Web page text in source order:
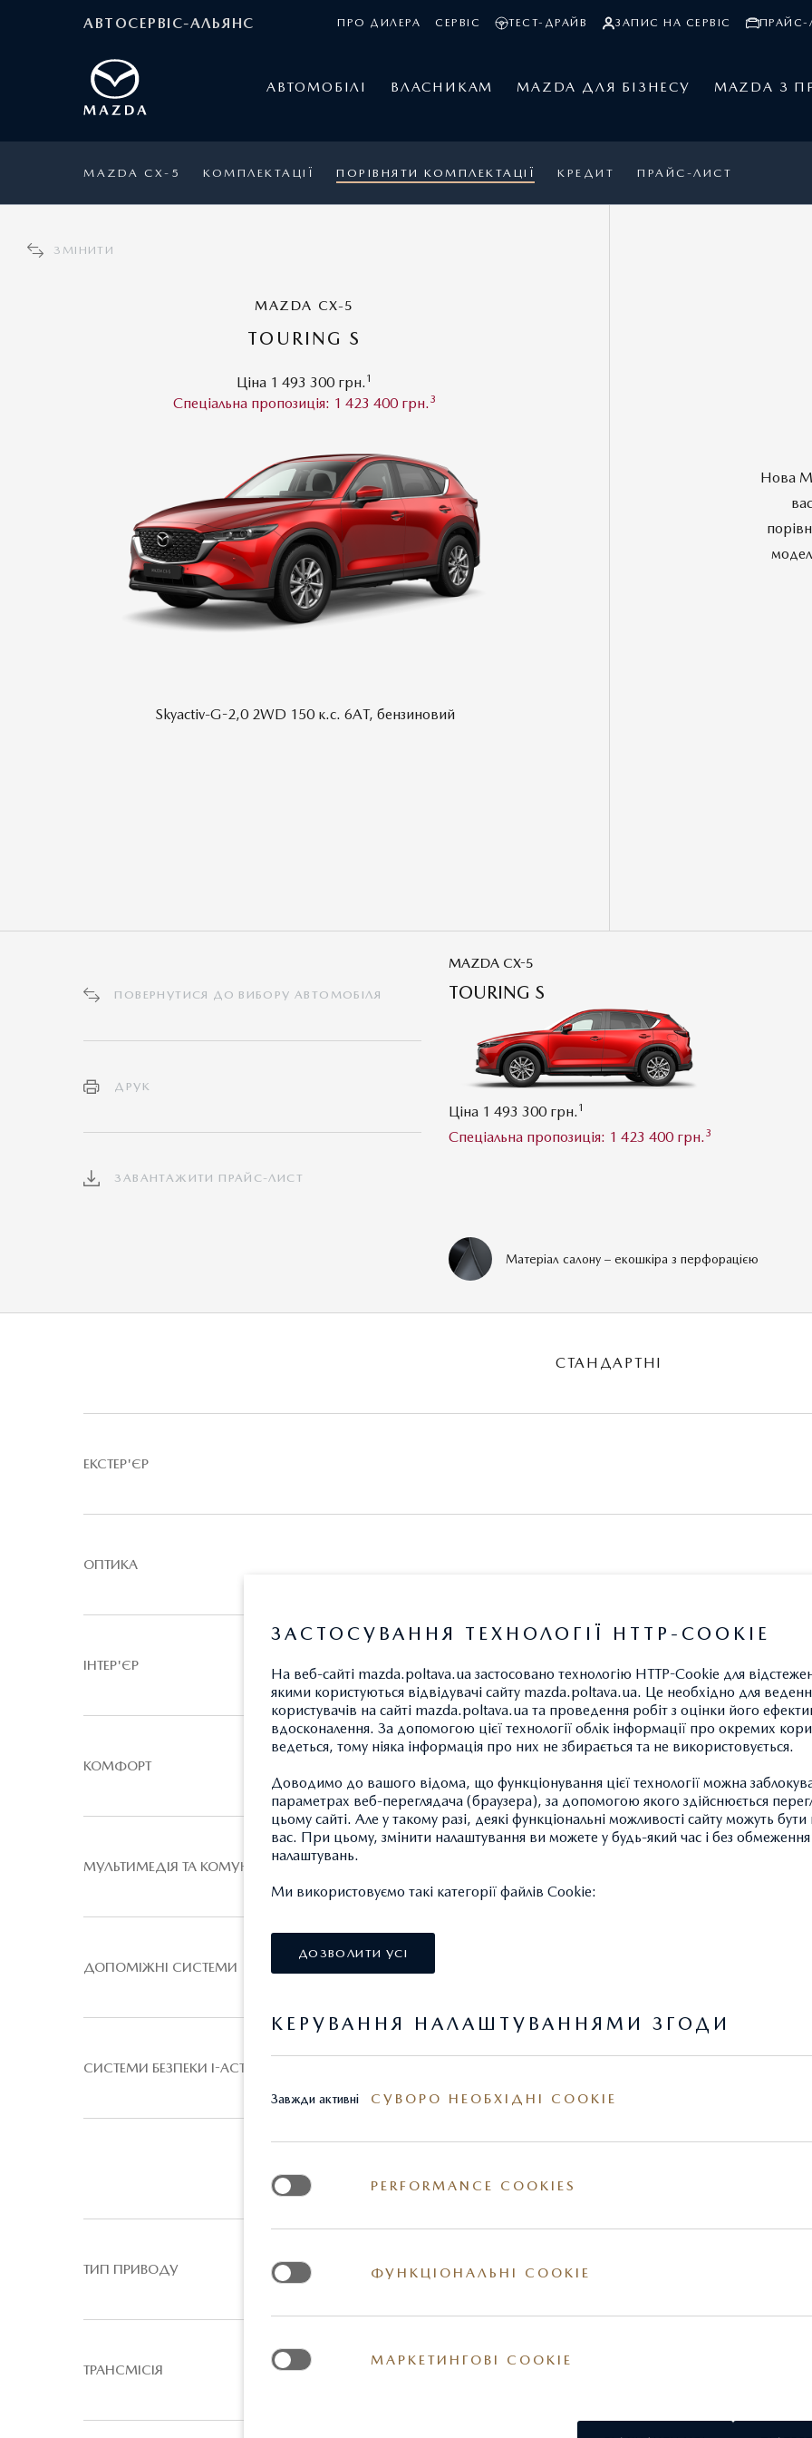
АВТОСЕРВІС-АЛЬЯНС ПРО ДИЛЕРА СЕРВІС ТЕСТ-ДРАЙВ ЗАПИС НА СЕРВІС ПРАЙС-
АВТОМОБІЛІ ВЛАСНИКАМ MAZDA ДЛЯ БІЗНЕСУ MAZDA З
MAZDA CX-5 КОМПЛЕКТАЦІЇ ПОРІВНЯТИ КОМПЛЕКТАЦІЇ КРЕДИТ ПРАЙС-ЛИСТ
ЗМІНИТИ
MAZDA CX-5
TOURING S
Ціна 1 493 300 грн.1
Спеціальна пропозиція: 1 423 400 грн.3
Skyactiv-G-2,0 2WD 150 к.с. 6AТ, бензиновий
Спеціальна пропозиція: 1 374 800 грн. 3
Нова
ПОВЕРНУТИСЯ ДО ВИБОРУ АВТОМОБІЛЯ
ДРУК
ЗАВАНТАЖИТИ ПРАЙС-ЛИСТ
MAZDA CX-5
TOURING S
Ціна 1 493 300 грн.1
Спеціальна пропозиція: 1 423 400 грн.3
Матеріал салону – екошкіра з перфорацією
СТАНДАРТНІ
ЕКСТЕР'ЄР
ОПТИКА
ІНТЕР'ЄР
КОМФОРТ
МУЛЬТИМЕДІЯ ТА КОМУНІКАЦІЯ
ДОПОМІЖНІ СИСТЕМИ
СИСТЕМИ БЕЗПЕКИ I-ACTIVSENSE
ТИП ПРИВОДУ
ТРАНСМІСІЯ
ЗАСТОСУВАННЯ ТЕХНОЛОГІЇ HTTP-COOKIE
На веб-сайті mazda.poltava.ua застосовано технологію HTTP-Cookie для
якими користуються відвідувачі сайту mazda.poltava.ua. Це необхідно для
користувачів на сайті mazda.poltava.ua та проведення робіт з оцінки його
вдосконалення. За допомогою цієї технології облік інформації про окремих
ведеться, тому ніяка інформація про них не збирається та не використовується.
Доводимо до вашого відома, що функціонування цієї технології можна
параметрах веб-переглядача (браузера), за допомогою якого здійснюється
цьому сайті. Але у такому разі, деякі функціональні можливості сайту можуть
вас. При цьому, змінити налаштування ви можете у будь-який час і без обмеження
налаштувань.
Ми використовуємо такі категорії файлів Cookie:
ДОЗВОЛИТИ УСІ
КЕРУВАННЯ НАЛАШТУВАННЯМИ ЗГОДИ
Завжди активні СУВОРО НЕОБХІДНІ COOKIE
PERFORMANCE COOKIES
ФУНКЦІОНАЛЬНІ COOKIE
МАРКЕТИНГОВІ COOKIE